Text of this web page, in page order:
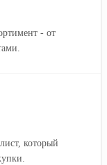
- от
который